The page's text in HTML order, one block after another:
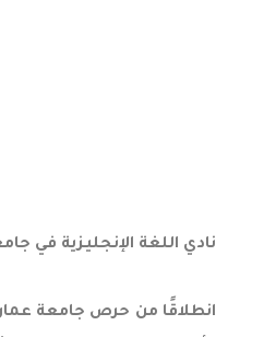
نادي اللغة الإنجليزية
انطلاقًا من حرص جامعة عمان